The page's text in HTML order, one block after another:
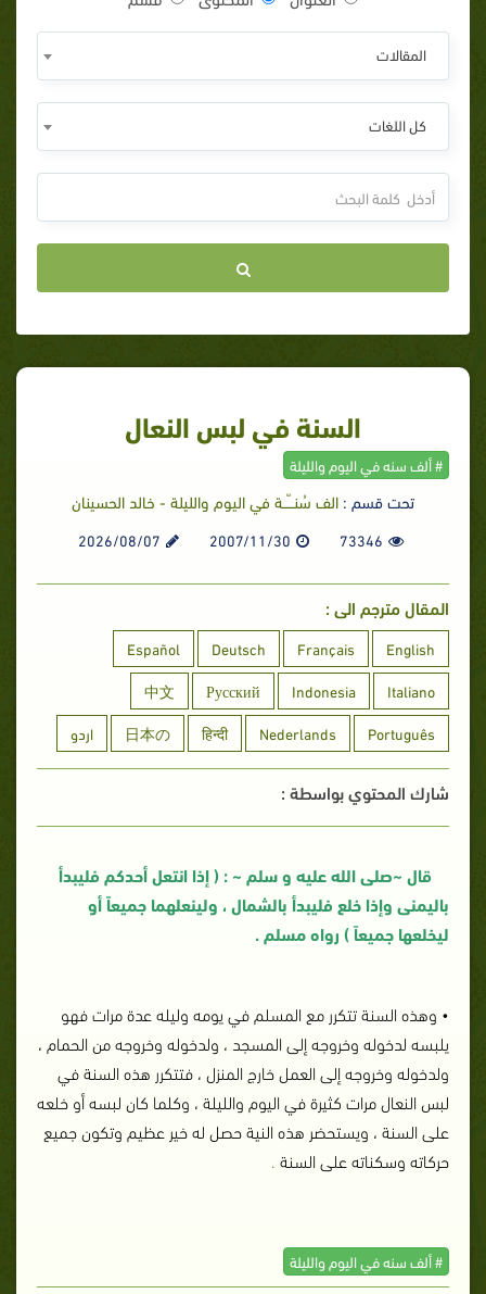
المقالات
كل اللغات
السنة في لبس النعال
# ألف سنه في اليوم والليلة
تحت قسم : الف سُنـــّــة في اليوم والليلة - خالد الحسينان
73346
2007/11/30
2026/08/07
المقال مترجم الى :
English
Français
Deutsch
Español
Italiano
Indonesia
Русский
中文
Português
Nederlands
हिन्दी
日本の اردو
شارك المحتوي بواسطة :
قال ~صلى الله عليه و سلم ~ : ( إذا انتعل أحدكم فليبدأ
باليمنى وإذا خلع فليبدأ بالشمال ، ولينعلهما جميعاً أو
ليخلعها جميعاً ) رواه مسلم .
• وهذه السنة تتكرر مع المسلم في يومه وليله عدة مرات فهو
يلبسه لدخوله وخروجه إلى المسجد ، ولدخوله وخروجه من الحمام ،
ولدخوله وخروجه إلى العمل خارج المنزل ، فتتكرر هذه السنة في
لبس النعال مرات كثيرة في اليوم والليلة ، وكلما كان لبسه أو خلعه
على السنة ، ويستحضر هذه النية حصل له خير عظيم وتكون جميع
حركاته وسكناته على السنة .
# ألف سنه في اليوم والليلة